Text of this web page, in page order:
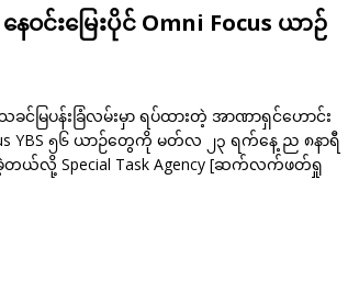
ဝင်းမြေးပိုင် Omni Focus ယာဉ်
မြပန်းခြံလမ်းမှာ ရပ်ထားတဲ့ အာဏာရှင်ဟောင်း
YBS ၅၆ ယာဉ်တွေကို မတ်လ ၂၃ ရက်နေ့ ည ၈နာရီ
Special Task Agency [ဆက်လက်ဖတ်ရှု